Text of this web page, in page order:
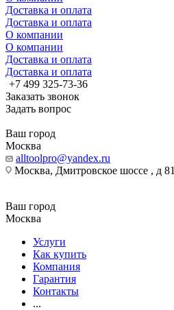
Доставка и оплата
Доставка и оплата
О компании
О компании
Доставка и оплата
Доставка и оплата
+7 499 325-73-36
Заказать звонок
Задать вопрос
Ваш город
Москва
alltoolpro@yandex.ru
Москва, Дмитровское шоссе , д 81
Ваш город
Москва
Услуги
Как купить
Компания
Гарантия
Контакты
...